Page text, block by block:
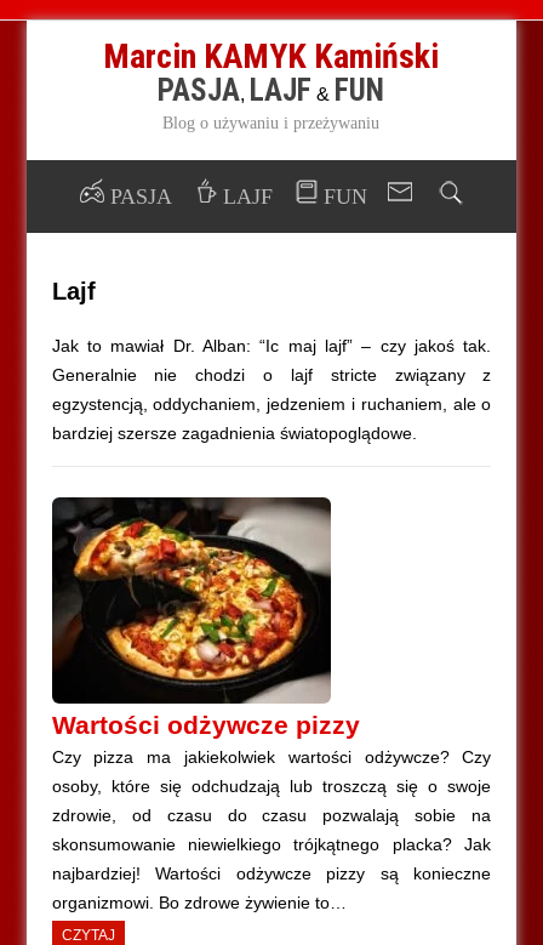
Marcin KAMYK Kamiński
PASJA, LAJF & FUN
Blog o używaniu i przeżywaniu
PASJA LAJF FUN
Lajf
Jak to mawiał Dr. Alban: “Ic maj lajf” – czy jakoś tak.
Generalnie nie chodzi o lajf stricte związany z
egzystencją, oddychaniem, jedzeniem i ruchaniem, ale o
bardziej szersze zagadnienia światopoglądowe.
Wartości odżywcze pizzy
Czy pizza ma jakiekolwiek wartości odżywcze? Czy
osoby, które się odchudzają lub troszczą się o swoje
zdrowie, od czasu do czasu pozwalają sobie na
skonsumowanie niewielkiego trójkątnego placka? Jak
najbardziej! Wartości odżywcze pizzy są konieczne
organizmowi. Bo zdrowe żywienie to…
CZYTAJ